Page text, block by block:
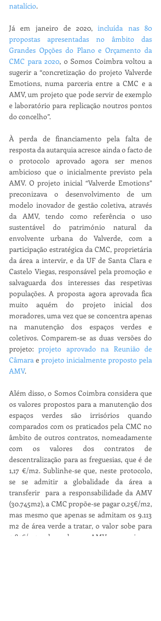
natalício.
Já em janeiro de 2020, incluída nas 80
propostas apresentadas no âmbito das
Grandes Opções do Plano e Orçamento da
CMC para 2020, o Somos Coimbra voltou a
sugerir a “concretização do projeto Valverde
Emotions, numa parceria entre a CMC e a
AMV, um projeto que pode servir de exemplo
e laboratório para replicação noutros pontos
do concelho”.
À perda de financiamento pela falta de
resposta da autarquia acresce ainda o facto de
o protocolo aprovado agora ser menos
ambicioso que o inicialmente previsto pela
AMV. O projeto inicial “Valverde Emotions”
preconizava o desenvolvimento de um
modelo inovador de gestão coletiva, através
da AMV, tendo como referência o uso
sustentável do património natural da
envolvente urbana do Valverde, com a
participação estratégica da CMC, proprietária
da área a intervir, e da UF de Santa Clara e
Castelo Viegas, responsável pela promoção e
salvaguarda dos interesses das respetivas
populações. A proposta agora aprovada fica
muito aquém do projeto inicial dos
moradores, uma vez que se concentra apenas
na manutenção dos espaços verdes e
coletivos. Comparem-se as duas versões do
projeto: projeto aprovado na Reunião de
Câmara e projeto inicialmente proposto pela
AMV.
Além disso, o Somos Coimbra considera que
os valores propostos para a manutenção dos
espaços verdes são irrisórios quando
comparados com os praticados pela CMC no
âmbito de outros contratos, nomeadamente
com os valores dos contratos de
descentralização para as freguesias, que é de
1,17 €/m2. Sublinhe-se que, neste protocolo,
se se admitir a globalidade da área a
transferir  para a responsabilidade da AMV
(30.745m2), a CMC propõe-se pagar 0,25€/m2,
mas mesmo que apenas se admitam os 9.113
m2 de área verde a tratar, o valor sobe para
0,85€/m2, devendo a AMV assumir as